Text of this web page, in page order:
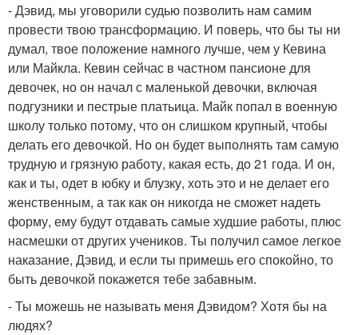
- Дэвид, мы уговорили судью позволить нам самим
провести твою трансформацию. И поверь, что бы ты ни
думал, твое положение намного лучше, чем у Кевина
или Майкла. Кевин сейчас в частном пансионе для
девочек, но он начал с маленькой девочки, включая
подгузники и пестрые платьица. Майк попал в военную
школу только потому, что он слишком крупный, чтобы
делать его девочкой. Но он будет выполнять там самую
трудную и грязную работу, какая есть, до 21 года. И он,
как и ты, одет в юбку и блузку, хоть это и не делает его
женственным, а так как он никогда не сможет надеть
форму, ему будут отдавать самые худшие работы, плюс
насмешки от других учеников. Ты получил самое легкое
наказание, Дэвид, и если ты примешь его спокойно, то
быть девочкой покажется тебе забавным.
- Ты можешь не называть меня Дэвидом? Хотя бы на
людях?